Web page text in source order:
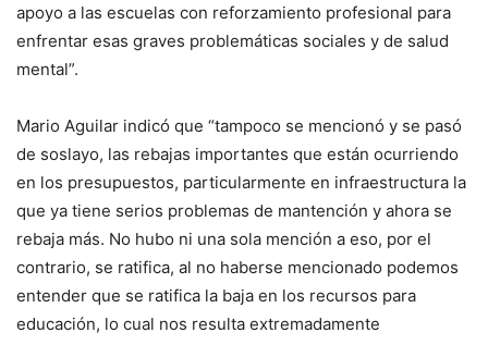
apoyo a las escuelas con reforzamiento profesional para
enfrentar esas graves problemáticas sociales y de salud
mental”.
Mario Aguilar indicó que “tampoco se mencionó y se pasó
de soslayo, las rebajas importantes que están ocurriendo
en los presupuestos, particularmente en infraestructura la
que ya tiene serios problemas de mantención y ahora se
rebaja más. No hubo ni una sola mención a eso, por el
contrario, se ratifica, al no haberse mencionado podemos
entender que se ratifica la baja en los recursos para
educación, lo cual nos resulta extremadamente